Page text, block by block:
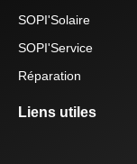
SOPI'Solaire
SOPI'Service
Réparation
Liens utiles